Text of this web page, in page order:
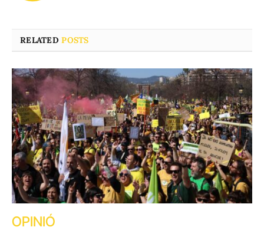
RELATEDPOSTS
OPINIÓ